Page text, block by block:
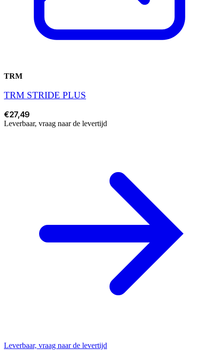
TRM
TRM STRIDE PLUS
€27,49
Leverbaar, vraag naar de levertijd
Leverbaar, vraag naar de levertijd